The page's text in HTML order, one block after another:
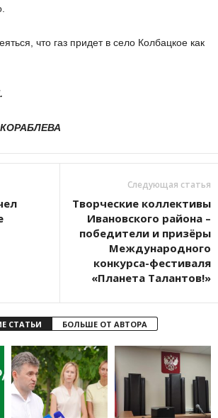
что газ придет в село Колбацкое как
Следующая статья
Творческие коллективы
Ивановского района –
победители и призёры
Международного
конкурса-фестиваля
«Планета Талантов!»
СТАТЬИ БОЛЬШЕ ОТ АВТОРА